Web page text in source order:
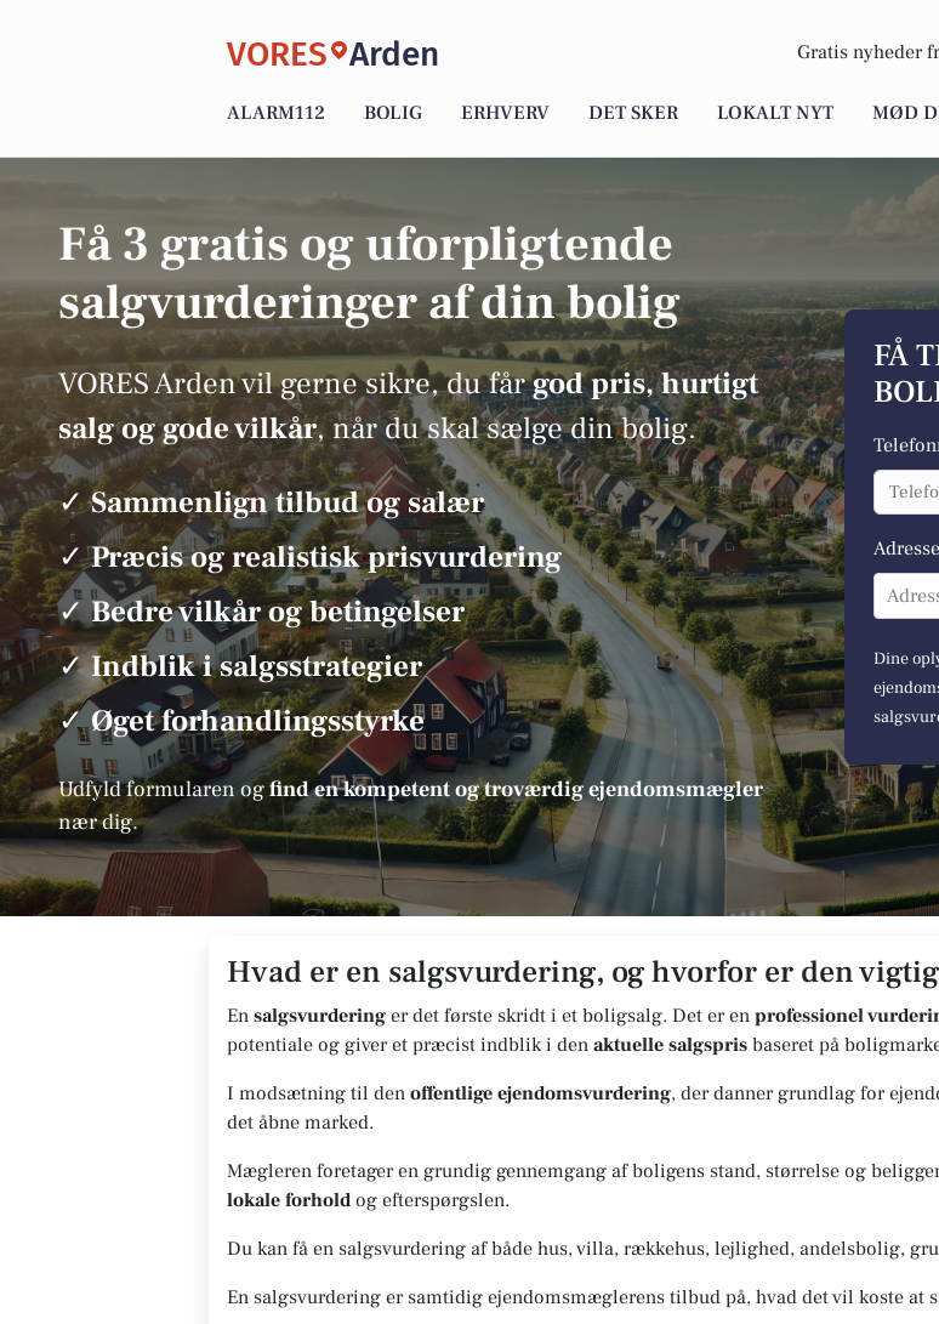
VORES Arden Gratis nyheder
ALARM112 BOLIG ERHVERV DET SKER LOKALT NYT MØD
Få 3 gratis og uforpligtende
salgvurderinger af din bolig
VORES Arden vil gerne sikre, du fårgod pris, hurtigt
salg og gode vilkår, når du skal sælge din bolig.
✓Sammenlign tilbud og salær
✓Præcis og realistisk prisvurdering
✓ Bedre vilkår og betingelser
✓Indblik i salgsstrategier
✓Øget forhandlingsstyrke
Udfyld formularen ogfind en kompetent og troværdig ejendomsmægler
nær dig.
FÅ
Dine
Hvad er en salgsvurdering, og hvorfor er den
En salgsvurdering er det første skridt i et boligsalg. Det er en professionel
potentiale og giver et præcist indblik i den aktuelle salgspris baseret på
I modsætning til den offentlige ejendomsvurdering, der danner grundlag for
det åbne marked.
Mægleren foretager en grundig gennemgang af boligens stand, størrelse og
lokale forhold og efterspørgslen.
Du kan få en salgsvurdering af både hus, villa, rækkehus, lejlighed, andelsbolig,
En salgsvurdering er samtidig ejendomsmæglerens tilbud på, hvad det vil koste at